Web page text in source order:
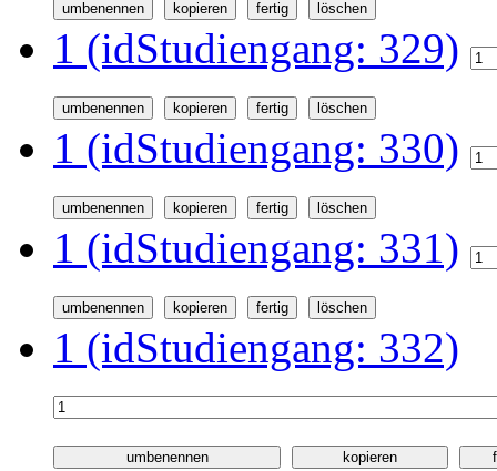
1 (idStudiengang: 329)
1 (idStudiengang: 330)
1 (idStudiengang: 331)
1 (idStudiengang: 332)